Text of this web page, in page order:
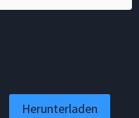
Herunterladen